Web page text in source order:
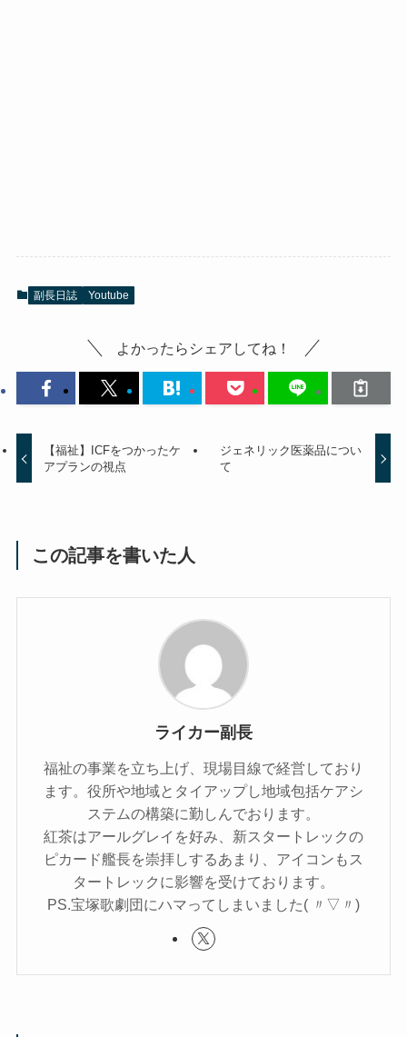
副長日誌 Youtube
よかったらシェアしてね！
【福祉】ICFをつかったケ
アプランの視点
ジェネリック医薬品につい
て
この記事を書いた人
ライカー副長
福祉の事業を立ち上げ、現場目線で経営しており
ます。役所や地域とタイアップし地域包括ケアシ
ステムの構築に勤しんでおります。
紅茶はアールグレイを好み、新スタートレックの
ピカード艦長を崇拝しするあまり、アイコンもス
タートレックに影響を受けております。
PS.宝塚歌劇団にハマってしまいました( 〃▽〃)